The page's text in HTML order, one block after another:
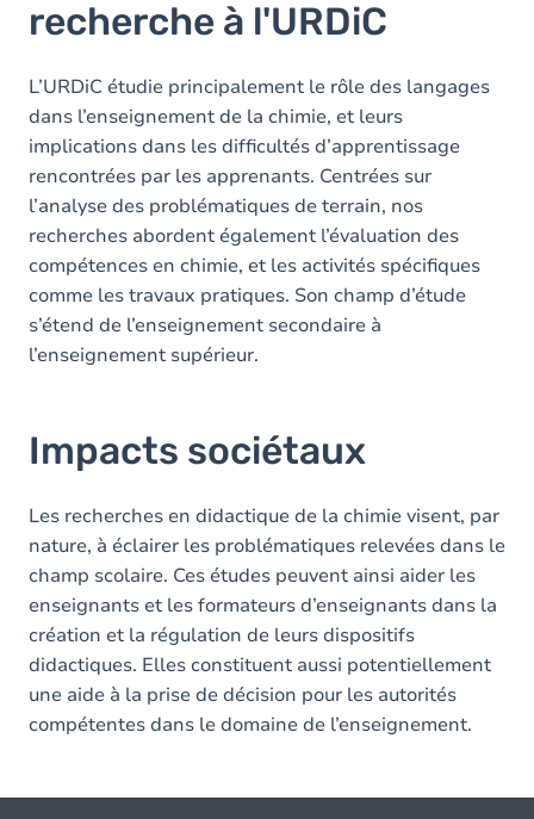
recherche à l'URDiC
L’URDiC étudie principalement le rôle des langages
dans l’enseignement de la chimie, et leurs
implications dans les difficultés d’apprentissage
rencontrées par les apprenants. Centrées sur
l’analyse des problématiques de terrain, nos
recherches abordent également l’évaluation des
compétences en chimie, et les activités spécifiques
comme les travaux pratiques. Son champ d’étude
s’étend de l’enseignement secondaire à
l’enseignement supérieur.
Impacts sociétaux
Les recherches en didactique de la chimie visent, par
nature, à éclairer les problématiques relevées dans le
champ scolaire. Ces études peuvent ainsi aider les
enseignants et les formateurs d’enseignants dans la
création et la régulation de leurs dispositifs
didactiques. Elles constituent aussi potentiellement
une aide à la prise de décision pour les autorités
compétentes dans le domaine de l’enseignement.